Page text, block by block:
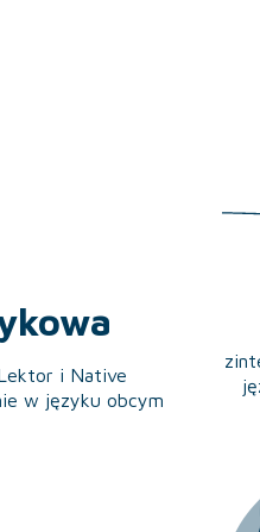
i Native
w języku obcym